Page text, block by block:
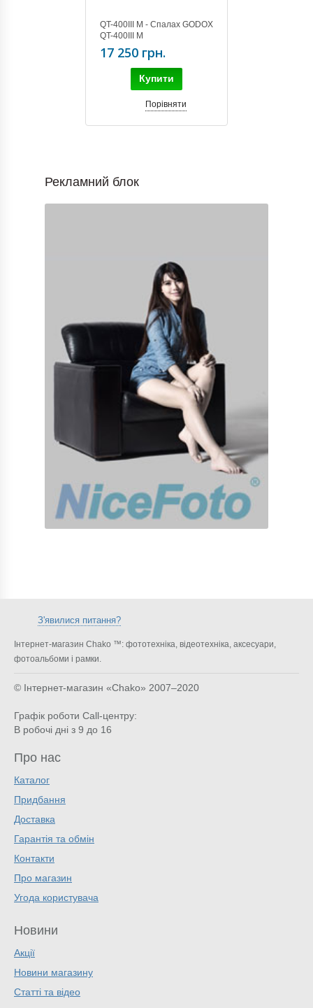
QT-400III M - Спалах GODOX
QT-400III M
17 250 грн.
Купити
Порівняти
Рекламний блок
З'явилися питання?
Інтернет-магазин Chako ™: фототехніка, відеотехніка, аксесуари,
фотоальбоми і рамки.
© Інтернет-магазин «Chako» 2007–2020
Графік роботи Call-центру:
В робочі дні з 9 до 16
Про нас
Каталог
Придбання
Доставка
Гарантія та обмін
Контакти
Про магазин
Угода користувача
Новини
Акції
Новини магазину
Статті та відео